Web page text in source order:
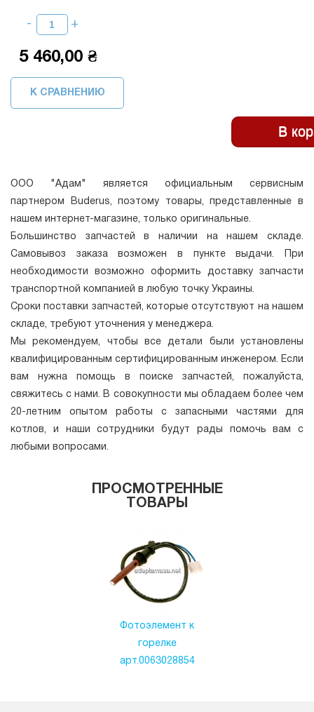
5 460,00 ₴
К СРАВНЕНИЮ
ООО "Адам" является официальным сервисным
партнером Buderus, поэтому товары, представленные в
нашем интернет-магазине, только оригинальные.
Большинство запчастей в наличии на нашем складе.
Самовывоз заказа возможен в пункте выдачи. При
необходимости возможно оформить доставку запчасти
транспортной компанией в любую точку Украины.
Сроки поставки запчастей, которые отсутствуют на нашем
складе, требуют уточнения у менеджера.
Мы рекомендуем, чтобы все детали были установлены
квалифицированным сертифицированным инженером. Если
вам нужна помощь в поиске запчастей, пожалуйста,
свяжитесь с нами. В совокупности мы обладаем более чем
20-летним опытом работы с запасными частями для
котлов, и наши сотрудники будут рады помочь вам с
любыми вопросами.
ПРОСМОТРЕННЫЕ
ТОВАРЫ
Фотоэлемент к
горелке
арт.0063028854